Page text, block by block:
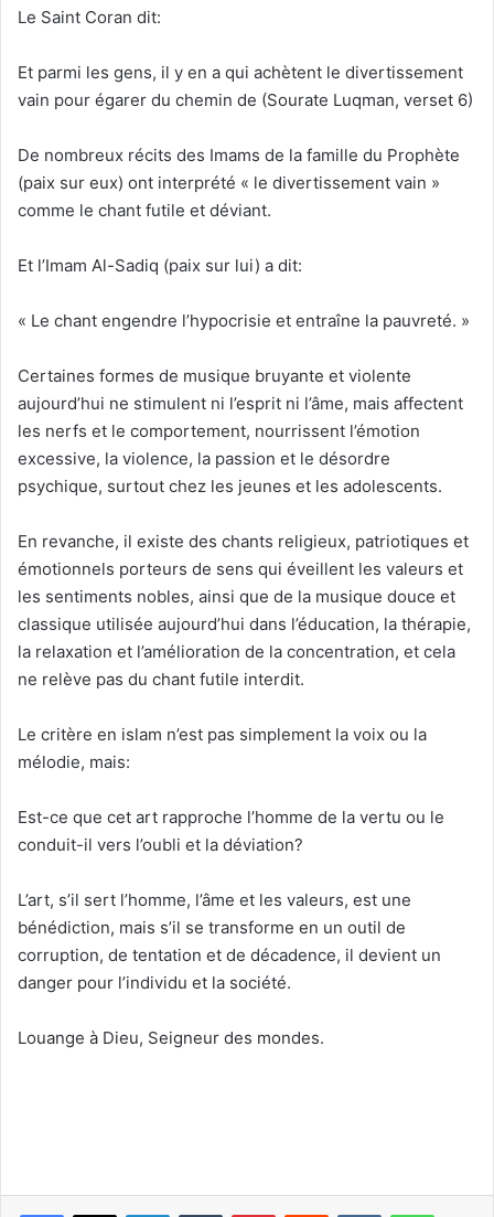
Le Saint Coran dit:
Et parmi les gens, il y en a qui achètent le divertissement
vain pour égarer du chemin de (Sourate Luqman, verset 6)
De nombreux récits des Imams de la famille du Prophète
(paix sur eux) ont interprété « le divertissement vain »
comme le chant futile et déviant.
Et l’Imam Al-Sadiq (paix sur lui) a dit:
« Le chant engendre l’hypocrisie et entraîne la pauvreté. »
Certaines formes de musique bruyante et violente
aujourd’hui ne stimulent ni l’esprit ni l’âme, mais affectent
les nerfs et le comportement, nourrissent l’émotion
excessive, la violence, la passion et le désordre
psychique, surtout chez les jeunes et les adolescents.
En revanche, il existe des chants religieux, patriotiques et
émotionnels porteurs de sens qui éveillent les valeurs et
les sentiments nobles, ainsi que de la musique douce et
classique utilisée aujourd’hui dans l’éducation, la thérapie,
la relaxation et l’amélioration de la concentration, et cela
ne relève pas du chant futile interdit.
Le critère en islam n’est pas simplement la voix ou la
mélodie, mais:
Est-ce que cet art rapproche l’homme de la vertu ou le
conduit-il vers l’oubli et la déviation?
L’art, s’il sert l’homme, l’âme et les valeurs, est une
bénédiction, mais s’il se transforme en un outil de
corruption, de tentation et de décadence, il devient un
danger pour l’individu et la société.
Louange à Dieu, Seigneur des mondes.